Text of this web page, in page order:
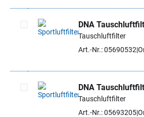
Artikel auswählen
DNA
Tauschluftfilter
Art.-Nr.: 05690532
Artikel auswählen
DNA
Tauschluftfilter
Art.-Nr.: 05693205